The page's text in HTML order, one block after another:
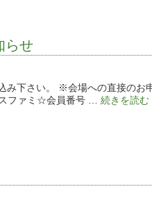
らせ
み下さい。 ※会場への直接のお
ファミ☆会員番号 … 続きを読む